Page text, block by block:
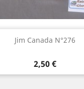
Jim Canada N°276
Prix
2,50 €